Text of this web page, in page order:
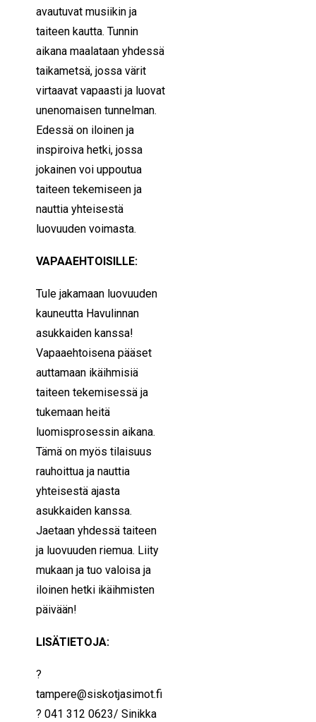
avautuvat musiikin ja
taiteen kautta. Tunnin
aikana maalataan yhdessä
taikametsä, jossa värit
virtaavat vapaasti ja luovat
unenomaisen tunnelman.
Edessä on iloinen ja
inspiroiva hetki, jossa
jokainen voi uppoutua
taiteen tekemiseen ja
nauttia yhteisestä
luovuuden voimasta.
VAPAAEHTOISILLE:
Tule jakamaan luovuuden
kauneutta Havulinnan
asukkaiden kanssa!
Vapaaehtoisena pääset
auttamaan ikäihmisiä
taiteen tekemisessä ja
tukemaan heitä
luomisprosessin aikana.
Tämä on myös tilaisuus
rauhoittua ja nauttia
yhteisestä ajasta
asukkaiden kanssa.
Jaetaan yhdessä taiteen
ja luovuuden riemua. Liity
mukaan ja tuo valoisa ja
iloinen hetki ikäihmisten
päivään!
LISÄTIETOJA:
?
tampere@siskotjasimot.fi
? 041 312 0623/ Sinikka